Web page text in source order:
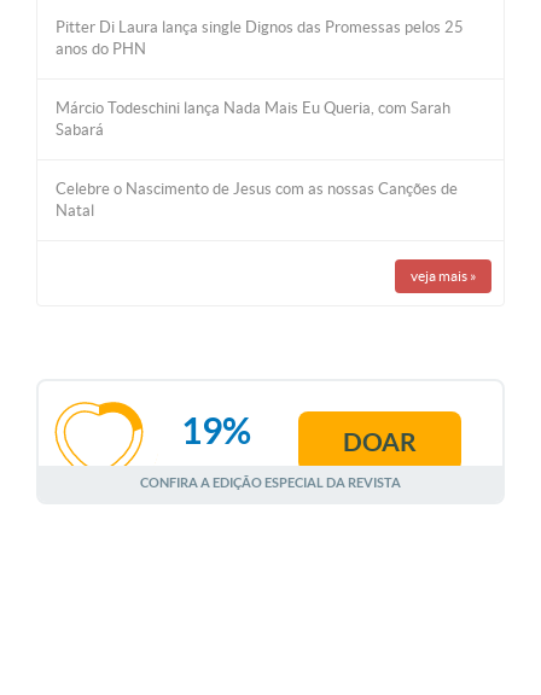
Pitter Di Laura lança single Dignos das Promessas pelos 25
anos do PHN
Márcio Todeschini lança Nada Mais Eu Queria, com Sarah
Sabará
Celebre o Nascimento de Jesus com as nossas Canções de
Natal
veja mais »
AGOSTO
19% DOAR
CONFIRA A EDIÇÃO ESPECIAL DA REVISTA